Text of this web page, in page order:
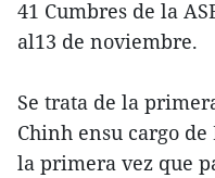
41 Cumbres de la
al13 de noviembre.
Se trata de la
Chinh ensu cargo
la primera vez que